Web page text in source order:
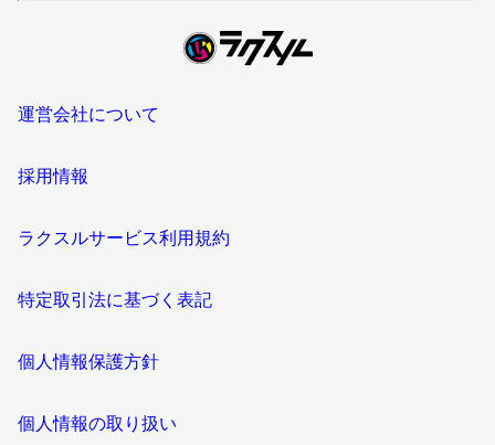
運営会社について
採用情報
ラクスルサービス利用規約
特定取引法に基づく表記
個人情報保護方針
個人情報の取り扱い